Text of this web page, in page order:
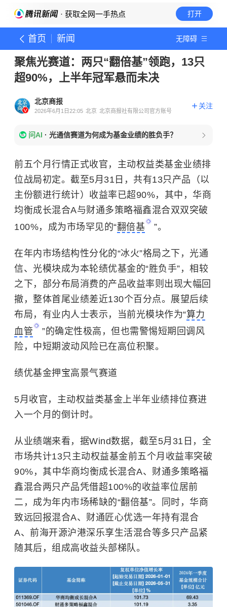
· 获取全网一手热点 打开
首页 新闻 无障碍
聚焦光赛道：两只“翻倍基”领跑，13只
超90%，上半年冠军悬而未决
北京商报
2026年6月1日22:05 北京 北京商报社有限公司官方账号
关注
问AI · 光通信赛道为何成为基金业绩的胜负手？
前五个月行情正式收官，主动权益类基金业绩排
位战局初定。截至5月31日，共有13只产品（以
主份额进行统计）收益率已超90%，其中，华商
均衡成长混合A与财通多策略福鑫混合双双突破
100%，成为市场罕见的“翻倍基 ”。
在年内市场结构性分化的“冰火”格局之下，光通
信、光模块成为本轮绩优基金的“胜负手”，相较
之下，部分布局消费的产品收益率则出现大幅回
撤，整体首尾业绩差近130个百分点。展望后续
布局，有业内人士表示，当前光模块作为“算力
血管
”的确定性极高，但也需警惕短期回调风
险，中短期波动风险已在高位积聚。
绩优基金押宝高景气赛道
5月收官，主动权益类基金上半年业绩排位赛进
入一个月的倒计时。
从业绩端来看，据Wind数据，截至5月31日，全
市场共计13只主动权益基金前五个月收益率突破
90%，其中华商均衡成长混合A、财通多策略福
鑫混合两只产品凭借超100%的收益率位居前
二，成为年内市场稀缺的“翻倍基”。同时，华商
致远回报混合A、财通匠心优选一年持有混合
A、前海开源沪港深乐享生活混合等多只产品紧
随其后，组成高收益头部梯队。